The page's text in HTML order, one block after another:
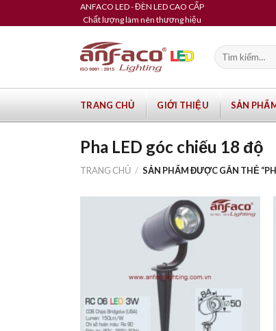
to
ANFACO LED - ĐÈN LED CAO CẤP
Chất lượng làm nên thương hiệu
Tìm
kiếm:
TRANG CHỦ GIỚI THIỆU SẢN
Pha LED góc chiếu 18 độ
TRANG CHỦ / SẢN PHẨM ĐƯỢC GẮN THẺ